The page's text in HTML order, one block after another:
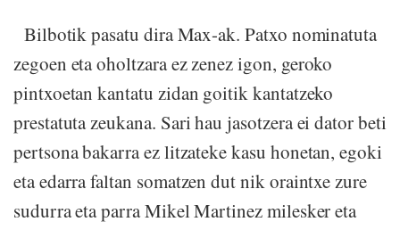
Bilbotik pasatu dira Max-ak. Patxo nominatuta
zegoen eta oholtzara ez zenez igon, geroko
pintxoetan kantatu zidan goitik kantatzeko
prestatuta zeukana. Sari hau jasotzera ei dator beti
pertsona bakarra ez litzateke kasu honetan, egoki
eta edarra faltan somatzen dut nik oraintxe zure
sudurra eta parra Mikel Martinez milesker eta